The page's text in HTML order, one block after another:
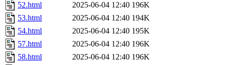
52.html
2025-06-04 12:40 196K
53.html
2025-06-04 12:40 194K
54.html
2025-06-04 12:40 195K
57.html
2025-06-04 12:40 196K
58.html
2025-06-04 12:40 196K